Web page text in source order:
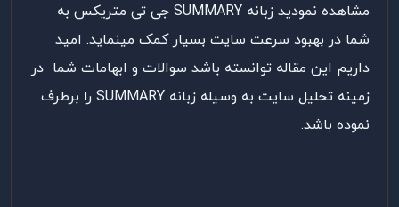
مشاهده نمودید زبانه SUMMARY جی تی متریکس به
شما در بهبود سرعت سایت بسیار کمک مینماید. امید
داریم این مقاله توانسته باشد سوالات و ابهامات شما در
زمینه تحلیل سایت به وسیله زبانه SUMMARY را برطرف
نموده باشد.